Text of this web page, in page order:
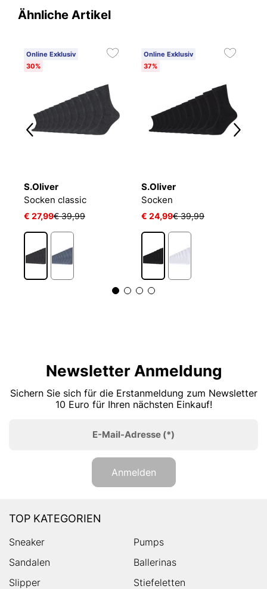
Ähnliche Artikel
Online Exklusiv
30%
S.Oliver
Socken classic
€ 27,99€ 39,99
Online Exklusiv
37%
S.Oliver
Socken
€ 24,99€ 39,99
Newsletter Anmeldung
Sichern Sie sich für die Erstanmeldung zum Newsletter
10 Euro für Ihren nächsten Einkauf!
E-Mail-Adresse (*)
Anmelden
TOP KATEGORIEN
Sneaker
Pumps
Sandalen
Ballerinas
Slipper
Stiefeletten